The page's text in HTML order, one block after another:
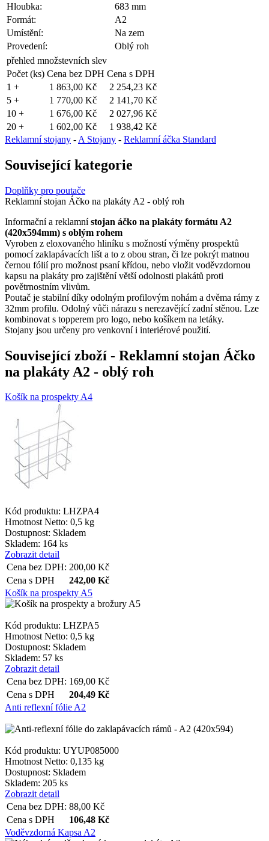
Hloubka:
683 mm
Formát:
A2
Umístění:
Na zem
Provedení:
Oblý roh
přehled množstevních slev
Počet (ks) Cena bez DPH Cena s DPH
1 +
1 863,00 Kč
2 254,23 Kč
5 +
1 770,00 Kč
2 141,70 Kč
10 +
1 676,00 Kč
2 027,96 Kč
20 +
1 602,00 Kč
1 938,42 Kč
Reklamní stojany - A Stojany - Reklamní áčka Standard
Související kategorie
Doplňky pro poutače
Reklamní stojan Áčko na plakáty A2 - oblý roh
Informační a reklamnístojan áčko na plakáty formátu A2
(420x594mm) s oblým rohem
Vyroben z eloxovaného hliníku s možností výměny prospektů
pomocí zaklapávacích lišt a to z obou stran, či lze pokrýt matnou
černou fólií pro možnost psaní křídou, nebo vložit voděvzdornou
kapsu na plakáty pro zajištění větší odolnosti plakátů proti
povětrnostním vlivům.
Poutač je stabilní díky odolným profilovým nohám a dvěma rámy z
32mm profilu. Odolný vůči nárazu s nerezavějící zadní stěnou. Lze
kombinovat s topperem pro logo, nebo košíkem na letáky.
Stojany jsou určeny pro venkovní i interiérové použití.
Související zboží - Reklamní stojan Áčko
na plakáty A2 - oblý roh
Košík na prospekty A4
Kód produktu: LHZPA4
Hmotnost Netto: 0,5 kg
Dostupnost: Skladem
Skladem: 164 ks
Zobrazit detail
Cena bez DPH: 200,00 Kč
Cena s DPH
242,00 Kč
Košík na prospekty A5
Kód produktu: LHZPA5
Hmotnost Netto: 0,5 kg
Dostupnost: Skladem
Skladem: 57 ks
Zobrazit detail
Cena bez DPH: 169,00 Kč
Cena s DPH
204,49 Kč
Anti reflexní fólie A2
Kód produktu: UYUP085000
Hmotnost Netto: 0,135 kg
Dostupnost: Skladem
Skladem: 205 ks
Zobrazit detail
Cena bez DPH: 88,00 Kč
Cena s DPH
106,48 Kč
Voděvzdorná Kapsa A2